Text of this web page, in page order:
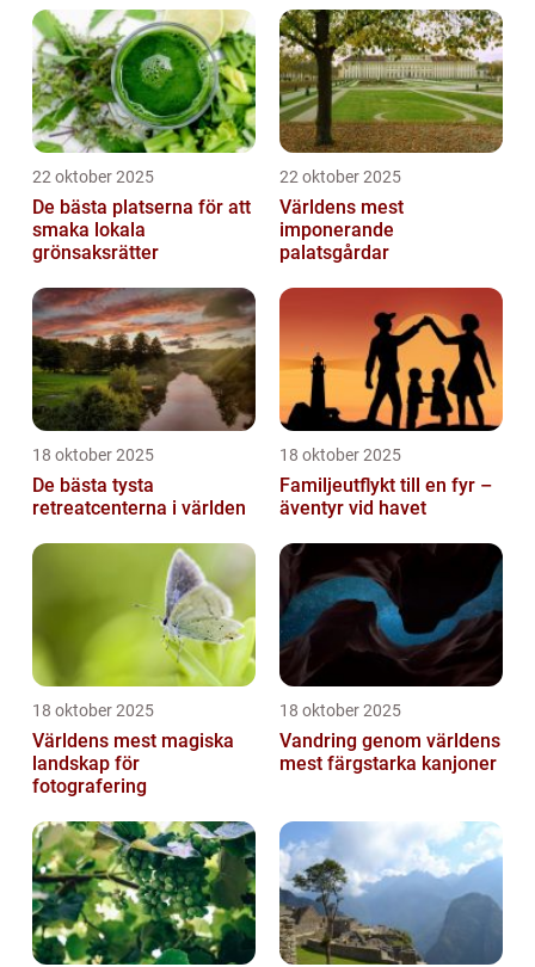
22 oktober 2025
De bästa platserna för att
smaka lokala
grönsaksrätter
22 oktober 2025
Världens mest
imponerande
palatsgårdar
18 oktober 2025
De bästa tysta
retreatcenterna i världen
18 oktober 2025
Familjeutflykt till en fyr –
äventyr vid havet
18 oktober 2025
Världens mest magiska
landskap för
fotografering
18 oktober 2025
Vandring genom världens
mest färgstarka kanjoner